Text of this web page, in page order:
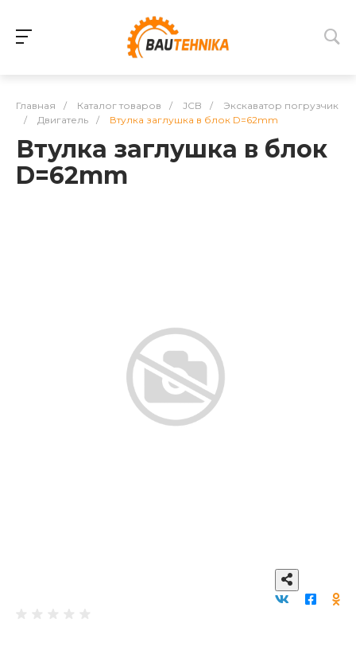
Главная / Каталог товаров / JCB /
Экскаватор погрузчик
/
Двигатель / Втулка заглушка в блок D=62mm
Втулка заглушка в блок
D=62mm